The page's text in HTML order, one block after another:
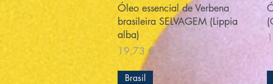
Visualização rápida
Óleo essencial de Verbena
brasileira SELVAGEM (Lippia
alba)
Preço
19,73 €
Brasil